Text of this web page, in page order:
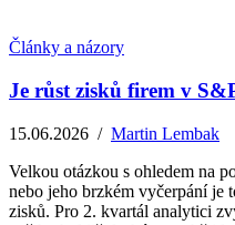
Články a názory
Je růst zisků firem v
15.06.2026 / Martin Lembak
Velkou otázkou s ohledem na
nebo jeho brzkém vyčerpání je
zisků. Pro 2. kvartál analytici